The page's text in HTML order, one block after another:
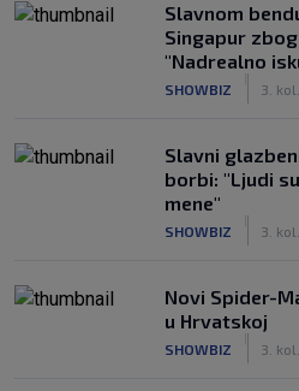
Slavnom
Singapur
"Nadrealno
SHOWBIZ 3. kol.
Slavni
borbi: "Ljudi
mene"
SHOWBIZ 3. kol.
Novi Spider-
u Hrvatskoj
SHOWBIZ 3. kol.